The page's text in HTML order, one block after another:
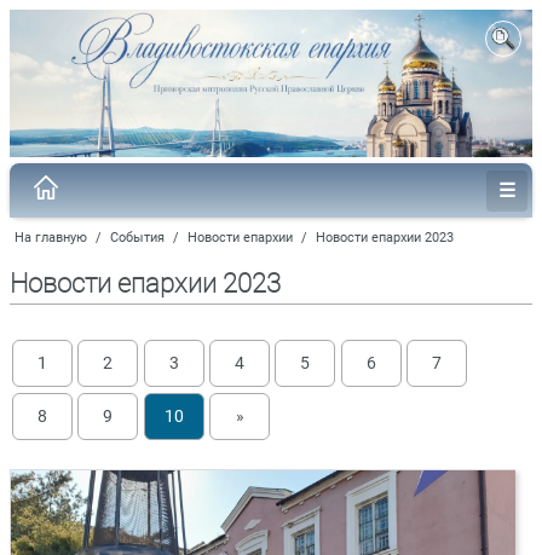
На главную / События / Новости епархии / Новости епархии 2023
Новости епархии 2023
1 2 3 4 5 6 7
8 9 10 »